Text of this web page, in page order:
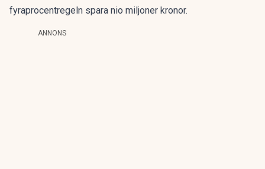
fyraprocentregeln spara nio miljoner kronor.
ANNONS